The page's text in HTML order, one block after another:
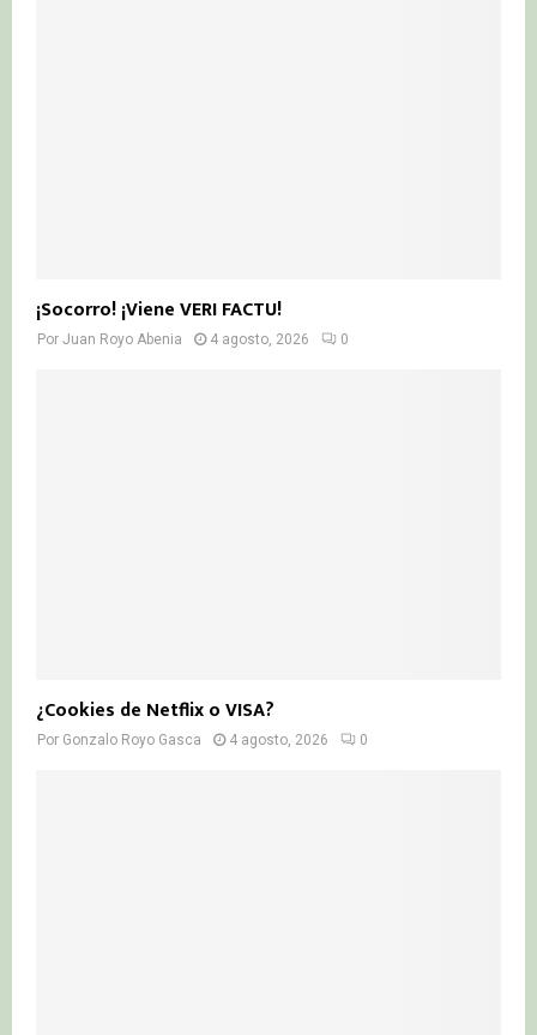
¡Socorro! ¡Viene VERI FACTU!
Por Juan Royo Abenia 4 agosto, 2026 0
¿Cookies de Netflix o VISA?
Por Gonzalo Royo Gasca 4 agosto, 2026 0